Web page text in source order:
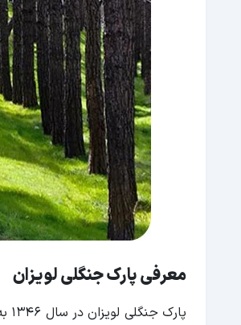
معرفی پارک جنگلی لویزان